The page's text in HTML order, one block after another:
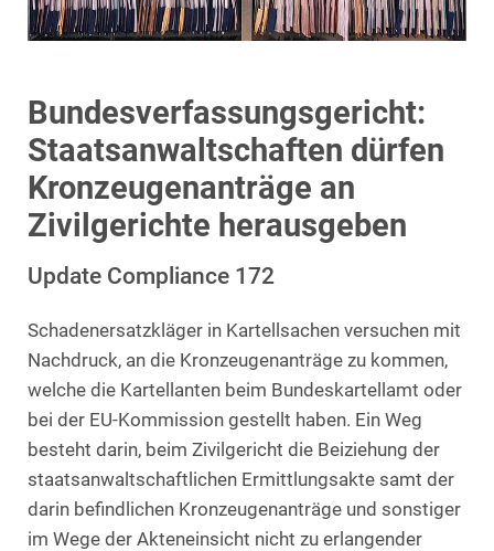
Bundesverfassungsgericht:
Staatsanwaltschaften dürfen
Kronzeugenanträge an
Zivilgerichte herausgeben
Update Compliance 172
Schadenersatzkläger in Kartellsachen versuchen mit
Nachdruck, an die Kronzeugenanträge zu kommen,
welche die Kartellanten beim Bundeskartellamt oder
bei der EU-Kommission gestellt haben. Ein Weg
besteht darin, beim Zivilgericht die Beiziehung der
staatsanwaltschaftlichen Ermittlungsakte samt der
darin befindlichen Kronzeugenanträge und sonstiger
im Wege der Akteneinsicht nicht zu erlangender